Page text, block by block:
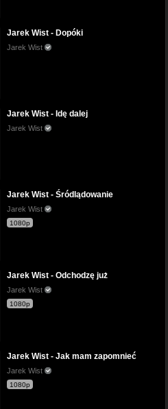
Jarek Wist - Dopóki
Jarek Wist
Jarek Wist - Idę dalej
Jarek Wist
Jarek Wist - Śródlądowanie
Jarek Wist
1080p
Jarek Wist - Odchodzę już
Jarek Wist
1080p
Jarek Wist - Jak mam zapomnieć
Jarek Wist
1080p